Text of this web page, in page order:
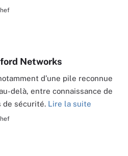
Networks
d’une pile reconnue
delà, entre connaissance de
de sécurité. Lire la suite